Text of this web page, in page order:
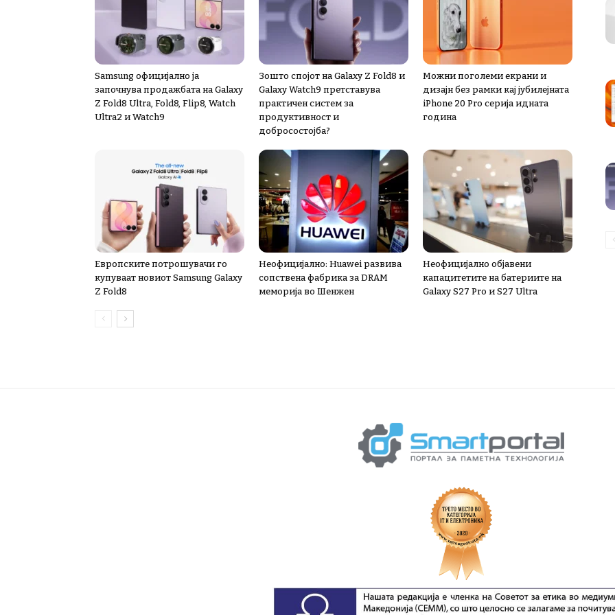
Samsung официјално ја
започнува продажбата на Galaxy
Z Fold8 Ultra, Fold8, Flip8, Watch
Ultra2 и Watch9
Зошто спојот на Galaxy Z Fold8 и
Galaxy Watch9 претставува
практичен систем за
продуктивност и
добросостојба?
Можни поголеми екрани и
дизајн без рамки кај јубилејната
iPhone 20 Pro серија идната
година
Европските потрошувачи го
купуваат новиот Samsung Galaxy
Z Fold8
Неофицијално: Huawei развива
сопствена фабрика за DRAM
меморија во Шенжен
Неофицијално објавени
капацитетите на батериите на
Galaxy S27 Pro и S27 Ultra